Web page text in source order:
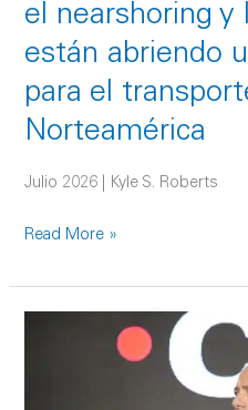
el nearshoring y
están abriendo
para el
Norteamérica
Julio 2026 | Kyle S. Roberts
transporte
de
en
Norteamérica
Read More »